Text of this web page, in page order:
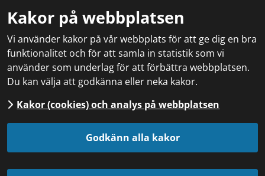
Kakor på webbplatsen
Vi använder kakor på vår webbplats för att ge dig en bra
funktionalitet och för att samla in statistik som vi
använder som underlag för att förbättra webbplatsen.
Du kan välja att godkänna eller neka kakor.
Kakor (cookies) och analys på webbplatsen
Godkänn alla kakor